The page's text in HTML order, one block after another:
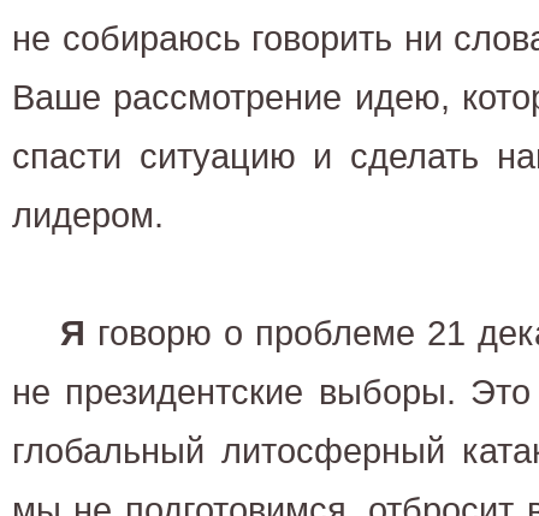
не собираюсь говорить ни
Ваше рассмотрение идею,
спасти ситуацию и сделать
лидером.
Я говорю о проблеме 21
не президентские выборы.
глобальный литосферный